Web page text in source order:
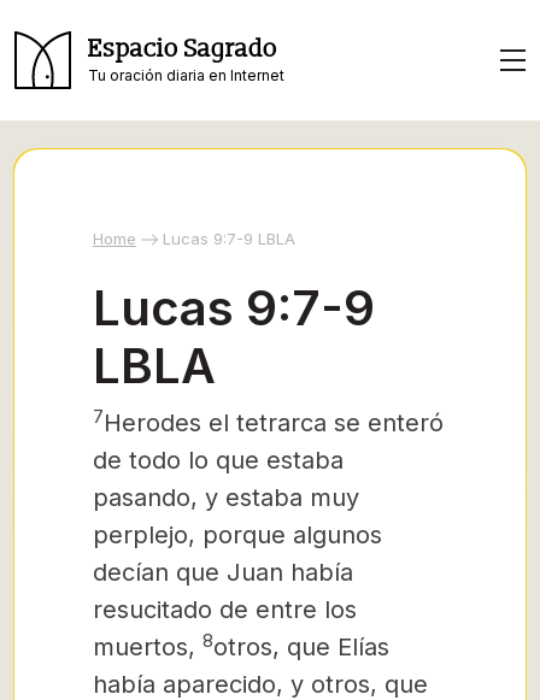
Espacio Sagrado
Tu oración diaria en Internet
Home Lucas 9:7-9 LBLA
Lucas 9:7-9
LBLA
7Herodes el tetrarca se enteró
de todo lo que estaba
pasando, y estaba muy
perplejo, porque algunos
decían que Juan había
resucitado de entre los
muertos, 8otros, que Elías
había aparecido, y otros, que